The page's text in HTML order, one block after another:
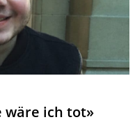
wäre ich tot»